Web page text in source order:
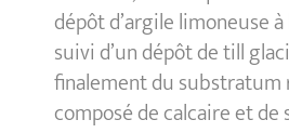
dépôt d’argile limoneuse
suivi d’un dépôt de till
finalement du substratum
composé de calcaire et de